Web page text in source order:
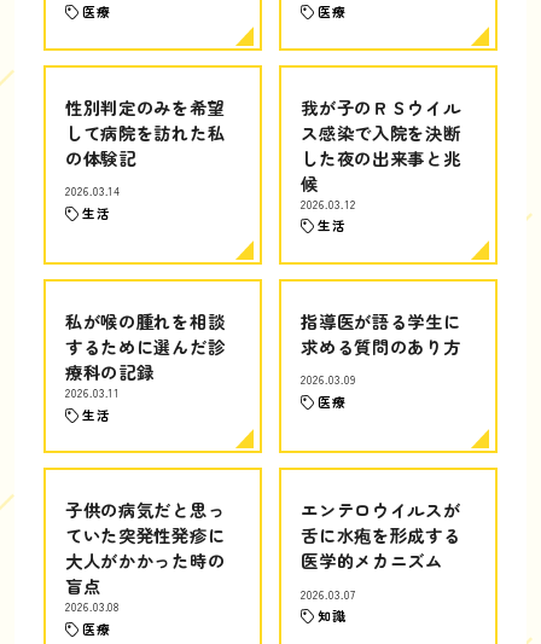
医療 医療
性別判定のみを希望
して病院を訪れた私
の体験記
2026.03.14
生活
我が子のＲＳウイル
ス感染で入院を決断
した夜の出来事と兆
候
2026.03.12
生活
私が喉の腫れを相談
するために選んだ診
療科の記録
2026.03.11
生活
指導医が語る学生に
求める質問のあり方
2026.03.09
医療
子供の病気だと思っ
ていた突発性発疹に
大人がかかった時の
盲点
2026.03.08
医療
エンテロウイルスが
舌に水疱を形成する
医学的メカニズム
2026.03.07
知識